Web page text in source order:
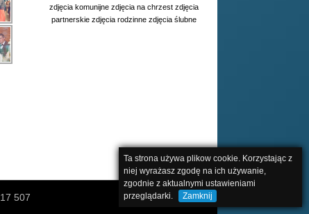
Ta strona używa plikow cookie. Korzystając z
niej wyrażasz zgodę na ich używanie,
zgodnie z aktualnymi ustawieniami
przeglądarki.
Zamknij
zdjęcia komunijne zdjęcia na chrzest zdjęcia
partnerskie zdjęcia rodzinne zdjęcia ślubne
507